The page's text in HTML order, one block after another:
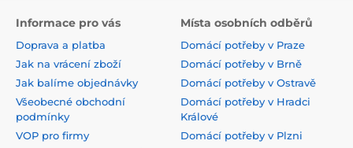
Informace pro vás
Doprava a platba
Jak na vrácení zboží
Jak balíme objednávky
Všeobecné obchodní
podmínky
VOP pro firmy
Místa osobních odběrů
Domácí potřeby v Praze
Domácí potřeby v Brně
Domácí potřeby v Ostravě
Domácí potřeby v Hradci
Králové
Domácí potřeby v Plzni